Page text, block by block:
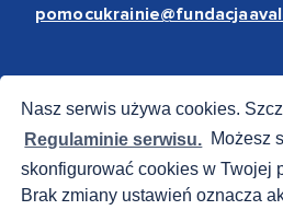
Nasz serwis używa cookies.
Regulaminie serwisu. Możesz
skonfigurować cookies w Twojej
Brak zmiany ustawień oznacza
Bezpieczne płatności